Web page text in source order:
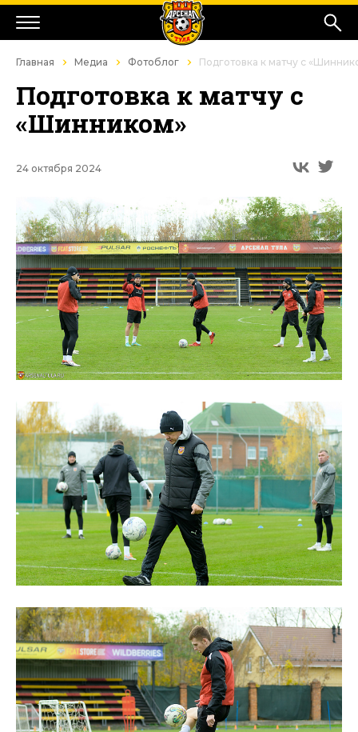
Главная Медиа Фотоблог Подготовка к матчу с
Подготовка к матчу с
«Шинником»
24 октября 2024